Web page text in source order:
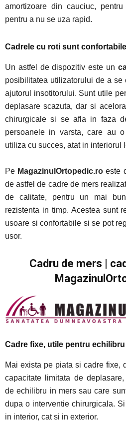
amortizoare din cauciuc,
pentru a nu se uza rapid.
Cadrele cu roti sunt confortabile
Un astfel de dispozitiv este un
posibilitatea utilizatorului de a se
ajutorul insotitorului. Sunt utile
deplasare scazuta, dar si
chirurgicale si se afla in faza
persoanele in varsta, care au
utiliza cu succes, atat in interiorul
Pe MagazinulOrtopedic.ro este
de astfel de cadre de mers
de calitate, pentru un mai
rezistenta in timp. Acestea sunt
usoare si confortabile si se pot
usor.
Cadru de mers |
Cadre fixe, utile pentru echilibru
Mai exista pe piata si cadre fixe,
capacitate limitata de
de echilibru in mers sau care
dupa o interventie chirurgicala.
in interior, cat si in exterior.